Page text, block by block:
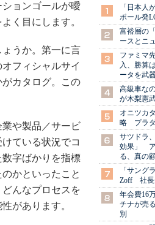
ョンゴールが曖
く目にします。
うか。第一に言
フィシャルサイ
カタログ。この
や製品／サービ
ている状況でコ
字ばかりを指標
かといったこと
んなプロセスを
があります。
「日本
ポール発
富裕層の
ースとニ
ファミマ
入、勝算
ータを武
高級車な
が木梨憲
オニツカ
略 プラダ
サツドラ
効果」 ア
る、真の
「サング
Zoff 社長
年会費16
チナが売
別